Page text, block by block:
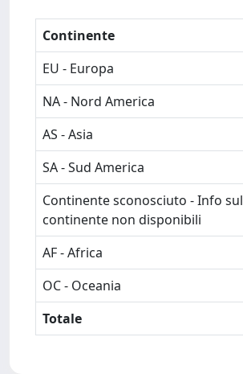
Continente
EU - Europa
NA - Nord America
AS - Asia
SA - Sud America
Continente sconosciuto - Info sul
continente non disponibili
AF - Africa
OC - Oceania
Totale